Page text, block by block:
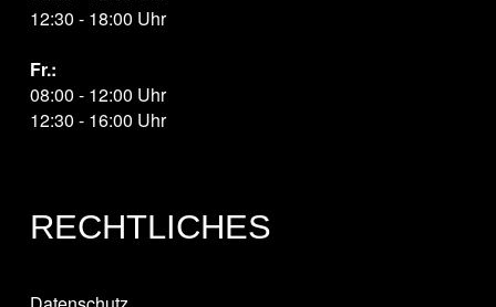
12:30 - 18:00 Uhr
Fr.:
08:00 - 12:00 Uhr
12:30 - 16:00 Uhr
RECHTLICHES